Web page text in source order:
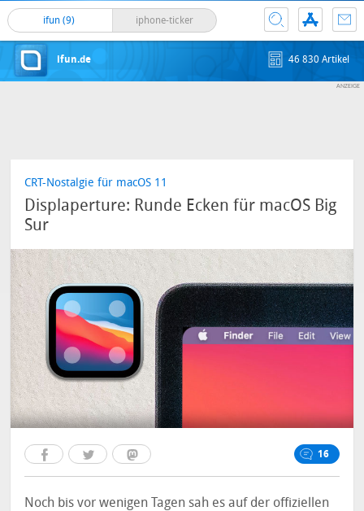
ifun (9) iphone-ticker
ifun.de 46 830 Artikel
CRT-Nostalgie für macOS 11
Displaperture: Runde Ecken für macOS Big
Sur
16
Noch bis vor wenigen Tagen sah es auf der offiziellen